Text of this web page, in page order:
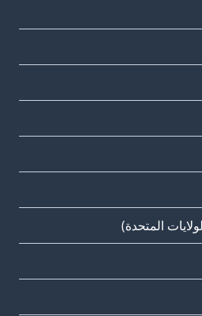
المتحدة)